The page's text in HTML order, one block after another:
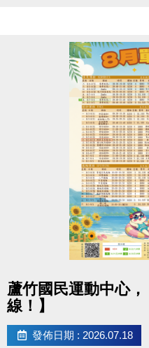
歡迎持續關注蘆竹國民
-洽詢專線：03-2639066
-
https://
-FB : 桃園市蘆竹國民運
-IG : @luzhusports
蘆竹國民運動中心
線！】
發佈日期 : 2026.07.18